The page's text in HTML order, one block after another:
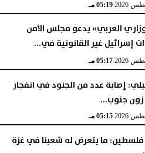
05:19 مـ
العربي» يدعو مجلس الأمن
إسرائيل غير القانونية في...
05:17 مـ
إصابة عدد من الجنود في انفجار
جنوب...
05:15 مـ
فلسطين: ما يتعرض له شعبنا في غزة